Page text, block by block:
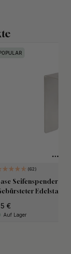
62
Seifenspender
Edelstahl
Auf Lager